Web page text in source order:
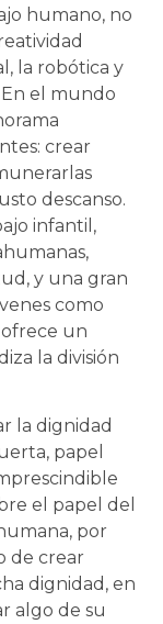
humano, no
la robótica y
En el mundo
crear
descanso.
infantil,
y una gran
como
ofrece un
la división
la dignidad
papel
el papel del
por
de crear
dignidad, en
algo de su